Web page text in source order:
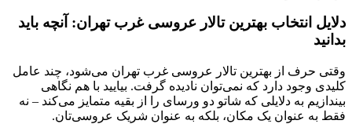
دلایل انتخاب بهترین تالار عروسی غرب تهران: آنچه باید
بدانید
وقتی حرف از بهترین تالار عروسی غرب تهران می‌شود، چند عامل
کلیدی وجود دارد که نمی‌توان نادیده گرفت. بیایید با هم نگاهی
بیندازیم به دلایلی که شاتو دو ورسای را از بقیه متمایز می‌کند – نه
فقط به عنوان یک مکان، بلکه به عنوان شریک عروسی‌تان.